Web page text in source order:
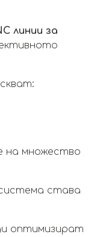
линии за
на множество
става
оптимизират